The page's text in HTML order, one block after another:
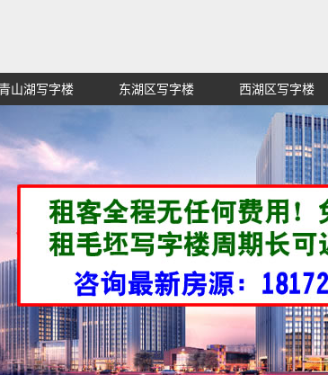
端高档高级超甲级办公室信息网,买纯价格租
山湖写字楼 东湖区写字楼 西湖区写字楼